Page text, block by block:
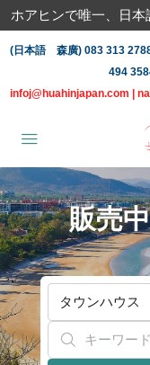
ホアヒンで唯一、日
(日本語 森廣) 083 313
494
infoj@huahinjapan.com
販売
タウンハウス